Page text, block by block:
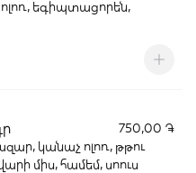
եգիպտացորեն,
750,00 ֏
կանաչ ոլոռ, թթու
միս, համեմ, սոուս